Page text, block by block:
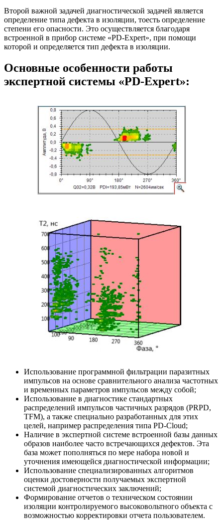
Второй важной задачей диагностической задачей является
определение типа дефекта в изоляции, тоесть определение
степени его опасности. Это осуществляется благодаря
встроенной в прибор системе «PD-Expert», при помощи
которой и определяется тип дефекта в изоляции.
Основные особенности работы
экспертной системы «PD-Expert»:
Использование программной фильтрации паразитных
импульсов на основе сравнительного анализа частотных
и временных параметров импульсов между собой;
Использование в диагностике стандартных
распределений импульсов частичных разрядов (PRPD,
TFM), а также специально разработанных для этих
целей, например распределения типа PD-Cloud;
Наличие в экспертной системе встроенной базы данных
образов наиболее часто встречающихся дефектов. Эта
база может пополняться по мере набора новой и
уточнения имеющейся диагностической информации;
Использование специализированных алгоритмов
оценки достоверности получаемых экспертной
системой диагностических заключений;
Формирование отчетов о техническом состоянии
изоляции контролируемого высоковольтного объекта с
возможностью корректировки отчета пользователем.